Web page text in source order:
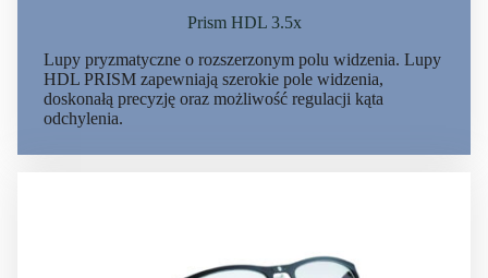
Prism HDL 3.5x
Lupy pryzmatyczne o rozszerzonym polu widzenia. Lupy
HDL PRISM zapewniają szerokie pole widzenia,
doskonałą precyzję oraz możliwość regulacji kąta
odchylenia.